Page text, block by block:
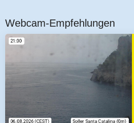
Webcam-Empfehlungen